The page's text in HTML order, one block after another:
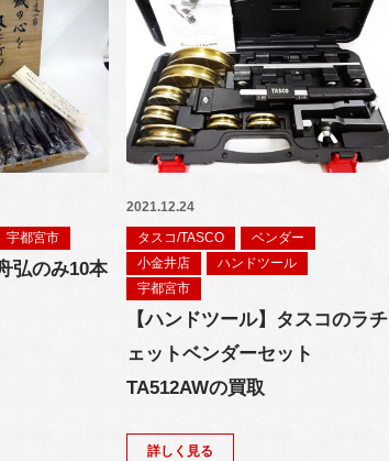
宇都宮市
弘のみ10本
2021.12.24
タスコ/TASCO
ベンダー
小金井店
ハンドツール
宇都宮市
【ハンドツール】タスコのラチ
ェットベンダーセット
TA512AWの買取
詳しく見る